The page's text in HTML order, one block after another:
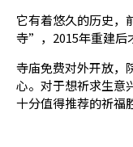
它有着悠久的历史
寺”，2015年重建后
寺庙免费对外开放，
心。对于想祈求生意
十分值得推荐的祈福